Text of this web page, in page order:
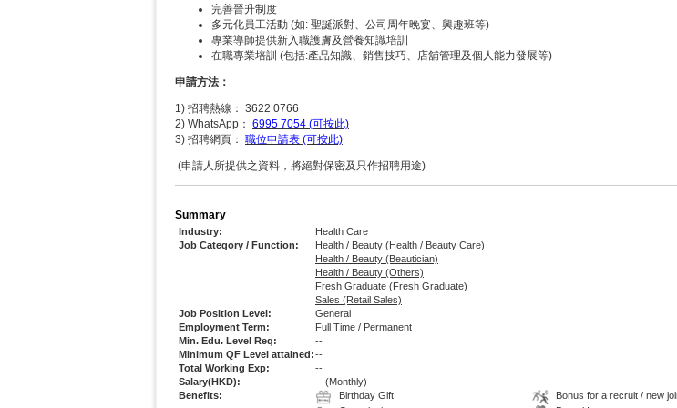
完善晉升制度
多元化員工活動 (如: 聖誕派對、公司周年晚宴、興趣班等)
專業導師提供新入職護膚及營養知識培訓
在職專業培訓 (包括:產品知識、銷售技巧、店舖管理及個人能力發展等)
申請方法：
1) 招聘熱線： 3622 0766
2) WhatsApp： 6995 7054 (可按此)
3) 招聘網頁： 職位申請表 (可按此)
(申請人所提供之資料，將絕對保密及只作招聘用途)
Summary
Industry:
Health Care
Job Category / Function:
Health / Beauty (Health / Beauty Care)
Health / Beauty (Beautician)
Health / Beauty (Others)
Fresh Graduate (Fresh Graduate)
Sales (Retail Sales)
Job Position Level:
General
Employment Term:
Full Time / Permanent
Min. Edu. Level Req:
--
Minimum QF Level attained:--
Total Working Exp:
--
Salary(HKD):
-- (Monthly)
Benefits:
Birthday Gift
Bonus for a recruit / new